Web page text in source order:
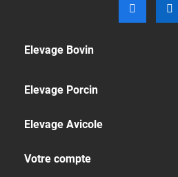
Elevage Bovin
Elevage Porcin
Elevage Avicole
Votre compte